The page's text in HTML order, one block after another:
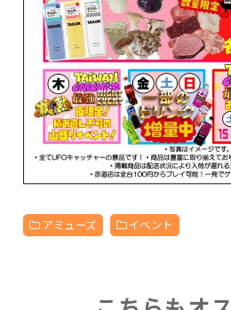
アミューズ イベント